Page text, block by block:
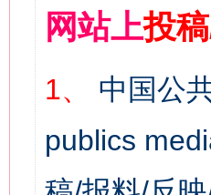
网站上投
1、
中国公
publics